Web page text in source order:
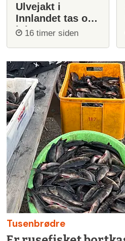
Ulvejakt i
Innlandet tas opp
igjen
16 timer siden
Tusenbrødre